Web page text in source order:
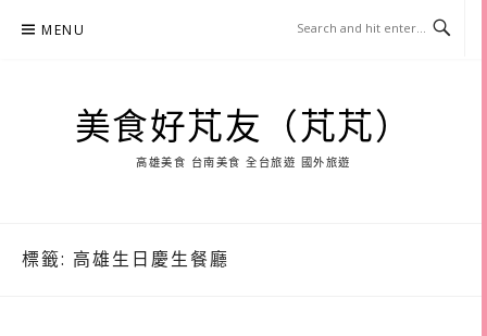
MENU
美食好芃友（芃芃）
高雄美食 台南美食 全台旅遊 國外旅遊
標籤: 高雄生日慶生餐廳